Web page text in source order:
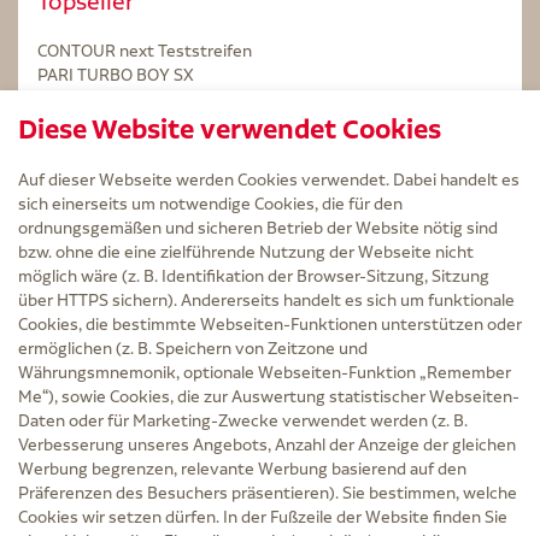
CONTOUR next Teststreifen
PARI TURBO BOY SX
Kintex Kinesiologie Tape blau
Service
Versand und Lieferzeit
Kontakt
FAQ
AGB
Cookie-Einstellungen
Datenschutz
Erklärung zur Barrierefreiheit
Widerruf
Impressum
Zu Risiken und Nebenwirkungen lesen Sie die Packungsbeilage und fragen Sie
Diese Website verwendet Cookies
Auf dieser Webseite werden Cookies verwendet. Dabei handelt es
sich einerseits um notwendige Cookies, die für den
ordnungsgemäßen und sicheren Betrieb der Website nötig sind
bzw. ohne die eine zielführende Nutzung der Webseite nicht
möglich wäre (z. B. Identifikation der Browser-Sitzung, Sitzung
über HTTPS sichern). Andererseits handelt es sich um funktionale
Cookies, die bestimmte Webseiten-Funktionen unterstützen oder
ermöglichen (z. B. Speichern von Zeitzone und
Währungsmnemonik, optionale Webseiten-Funktion „Remember
Me“), sowie Cookies, die zur Auswertung statistischer Webseiten-
Daten oder für Marketing-Zwecke verwendet werden (z. B.
Verbesserung unseres Angebots, Anzahl der Anzeige der gleichen
Werbung begrenzen, relevante Werbung basierend auf den
Präferenzen des Besuchers präsentieren). Sie bestimmen, welche
Cookies wir setzen dürfen. In der Fußzeile der Website finden Sie